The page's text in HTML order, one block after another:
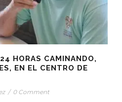
HORAS CAMINANDO,
EN EL CENTRO DE
/ 0 Comment